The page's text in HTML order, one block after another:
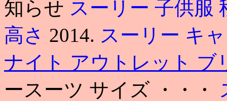
知らせ スーリー 子供服
高さ 2014. スーリー キ
ナイト アウトレット ブ
ースーツ サイズ ・・・